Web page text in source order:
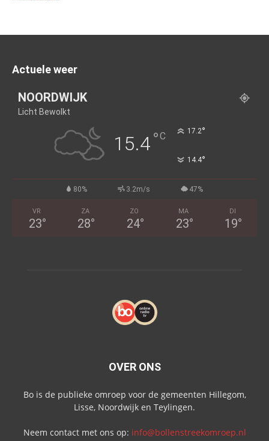
Actuele weer
NOORDWIJK
Licht Bewolkt
15.4°C 17.2°
14.4°
80% 3.2m/s 47%
VR
23°
ZA
28°
ZO
24°
MA
23°
DI
19°
OVER ONS
Bo is de publieke omroep voor de gemeenten Hillegom,
Lisse, Noordwijk en Teylingen.
Neem contact met ons op: info@bollenstreekomroep.nl